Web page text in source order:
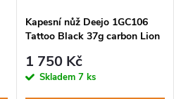
Kapesní nůž Deejo 1GC106
Tattoo Black 37g carbon Lion
1 750 Kč
Skladem 7 ks